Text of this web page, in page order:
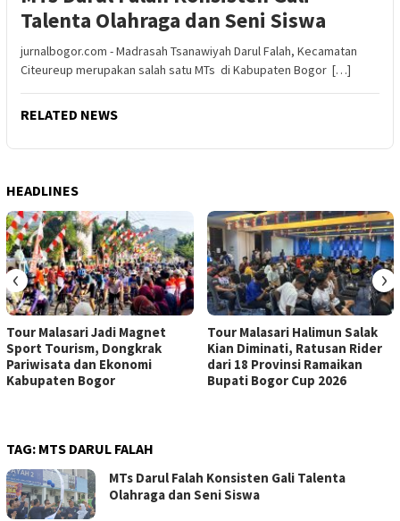
Talenta Olahraga dan Seni Siswa
jurnalbogor.com - Madrasah Tsanawiyah Darul Falah, Kecamatan
Citeureup merupakan salah satu MTs di Kabupaten Bogor […]
RELATED NEWS
HEADLINES
Tour Malasari Jadi Magnet
Sport Tourism, Dongkrak
Pariwisata dan Ekonomi
Kabupaten Bogor
Tour Malasari Halimun Salak
Kian Diminati, Ratusan Rider
dari 18 Provinsi Ramaikan
Bupati Bogor Cup 2026
‹ ›
TAG: MTS DARUL FALAH
MTs Darul Falah Konsisten Gali Talenta
Olahraga dan Seni Siswa